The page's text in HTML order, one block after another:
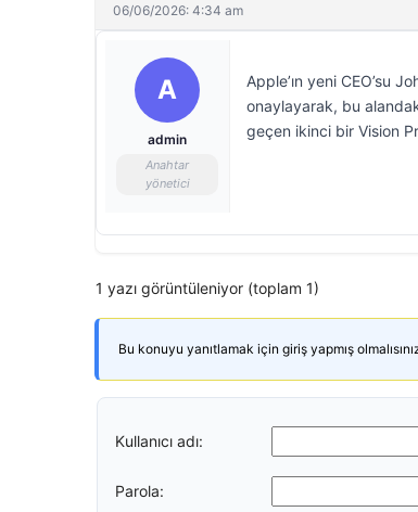
06/06/2026: 4:34 am
A
admin
Anahtar
yönetici
Apple’ın yeni CEO’su
onaylayarak, bu
geçen ikinci bir Vision
1 yazı görüntüleniyor (toplam 1)
Bu konuyu yanıtlamak için giriş yapmış
Kullanıcı adı:
Parola: